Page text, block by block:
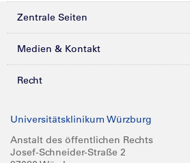
Zentrale Seiten
Kliniken & Zentren
Forschung
Karriere
Medien & Kontakt
Presse
Glossar
Recht
Compliance
Universitätsklinikum Würzburg
Anstalt des öffentlichen Rechts
Josef-Schneider-Straße 2